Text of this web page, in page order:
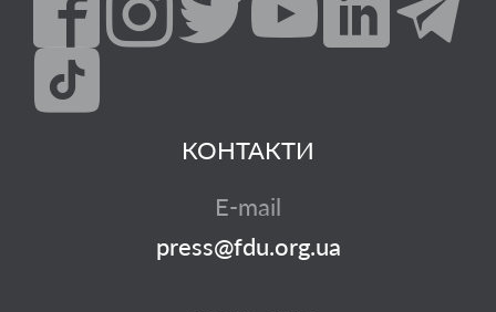
КОНТАКТИ
E-mail
press@fdu.org.ua